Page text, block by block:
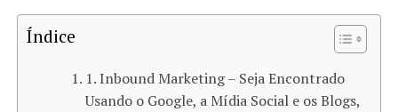
Índice
1. Inbound Marketing – Seja Encontrado
Usando o Google, a Mídia Social e os Blogs,